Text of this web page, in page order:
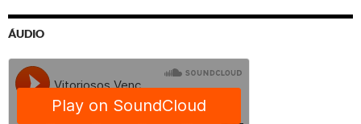
ÁUDIO